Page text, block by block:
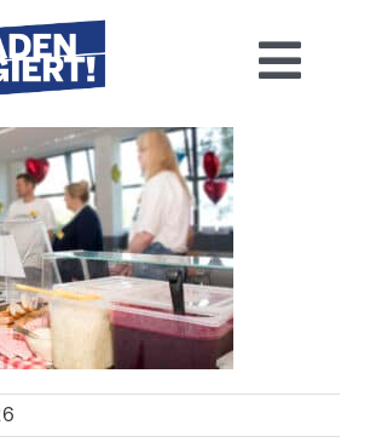
Home
2026
Basis-Infos
2025
Aktuelles